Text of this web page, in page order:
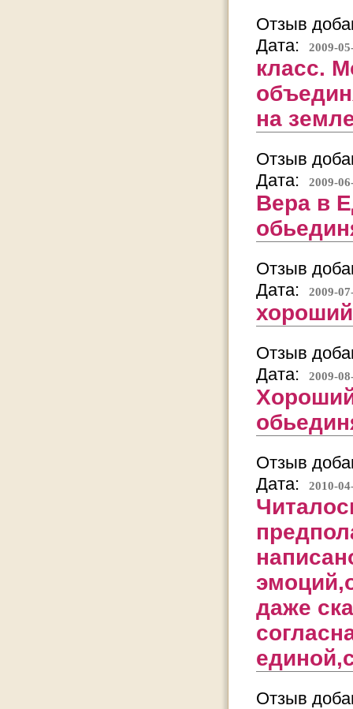
Отзыв
Дата:
2009-
класс.
на
Отзыв
Дата:
2009-
Вера в
Отзыв
Дата:
2009-
Отзыв
Дата:
2009-
Отзыв
Дата:
2010-
даже
Отзыв